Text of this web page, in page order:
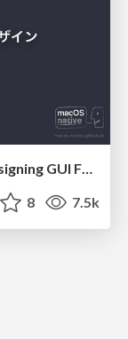
GUIの“こちら側”からのデザイン / Designing GUI Face and Face
8 7.5k